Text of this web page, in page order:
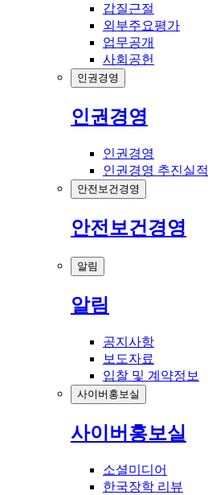
갑질근절
외부주요평가
업무공개
사회공헌
인권경영
인권경영
인권경영
인권경영 추진실적
안전보건경영
안전보건경영
알림
알림
공지사항
보도자료
입찰 및 계약정보
사이버홍보실
사이버홍보실
소셜미디어
한국장학 리뷰